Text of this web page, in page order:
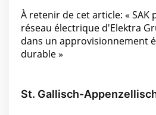
À retenir de cet article: « SAK
réseau électrique d'Elektra
dans un approvisionnement
durable »
St. Gallisch-